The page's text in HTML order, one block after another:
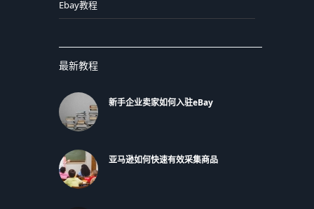
Ebay教程
最新教程
新手企业卖家如何入驻eBay
亚马逊如何快速有效采集商品